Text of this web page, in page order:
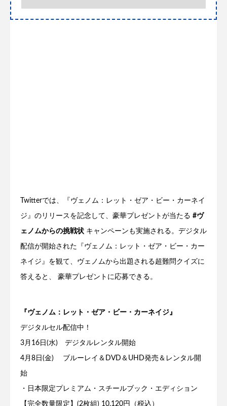
Twitterでは、『ヴェノム：レット・ゼア・ビー・カーネイ
ジ』のリリースを記念して、豪華プレゼントが当たる #ヴ
ェノムからの挑戦状 キャンペーンも実施される。デジタル
配信が開始された『ヴェノム：レット・ゼア・ビー・カー
ネイジ』を観て、ヴェノムから出題される超難問クイズに
答えると、 豪華プレゼントに応募できる。
『ヴェノム：レット・ゼア・ビー・カーネイジ』
デジタルセル配信中！
3月16日(水) デジタルレンタル開始
4月8日(金) ブルーレイ＆DVD＆UHD発売＆レンタル開
始
・日本限定プレミアム・スチールブック・エディション
【完全数量限定】(2枚組) 10,120円（税込）